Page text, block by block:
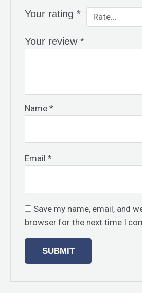
Your rating*
Your review*
Name*
Email*
Save my name, email, and
browser for the next time I